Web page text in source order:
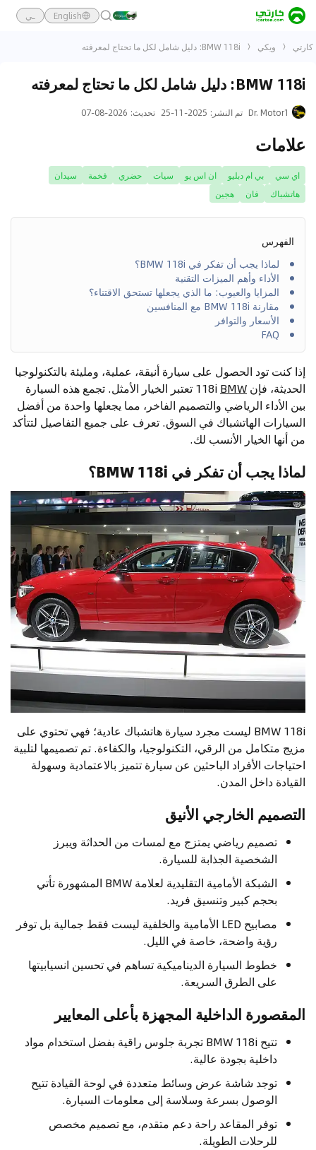
English ـي
كارتي ويكي BMW 118i: دليل شامل لكل ما تحتاج لمعرفته
BMW 118i: دليل شامل لكل ما تحتاج لمعرفته
Dr. Motor1 تم النشر :
2025-11-25 تحديث:
2026-08-07
علامات
اي سي بي ام دبليو ان اس يو سيات حضري فخمة
سيدان
هاتشباك
فان هجين
الفهرس
لماذا يجب أن تفكر في BMW 118i؟
الأداء وأهم الميزات التقنية
المزايا والعيوب: ما الذي يجعلها تستحق الاقتناء؟
مقارنة BMW 118i مع المنافسين
الأسعار والتوافر
FAQ
إذا كنت تود الحصول على سيارة أنيقة، عملية، ومليئة بالتكنولوجيا
الحديثة، فإن BMW
118i تعتبر الخيار الأمثل. تجمع هذه السيارة
بين الأداء الرياضي والتصميم الفاخر، مما يجعلها واحدة من أفضل
السيارات الهاتشباك في السوق. تعرف على جميع التفاصيل لتتأكد
من أنها الخيار الأنسب لك.
لماذا يجب أن تفكر في BMW 118i؟
BMW 118i ليست مجرد سيارة هاتشباك عادية؛ فهي تحتوي على
مزيج متكامل من الرقي، التكنولوجيا، والكفاءة. تم تصميمها لتلبية
احتياجات الأفراد الباحثين عن سيارة تتميز بالاعتمادية وسهولة
القيادة داخل المدن.
التصميم الخارجي الأنيق
تصميم رياضي يمتزج مع لمسات من الحداثة ويبرز
الشخصية الجذابة للسيارة.
الشبكة الأمامية التقليدية لعلامة BMW المشهورة تأتي
بحجم كبير وتنسيق فريد.
مصابيح LED الأمامية والخلفية ليست فقط جمالية بل توفر
رؤية واضحة، خاصة في الليل.
خطوط السيارة الديناميكية تساهم في تحسين انسيابيتها
على الطرق السريعة.
المقصورة الداخلية المجهزة بأعلى المعايير
تتيح BMW 118i تجربة جلوس راقية بفضل استخدام مواد
داخلية بجودة عالية.
توجد شاشة عرض وسائط متعددة في لوحة القيادة تتيح
الوصول بسرعة وسلاسة إلى معلومات السيارة.
توفر المقاعد راحة دعم متقدم، مع تصميم مخصص
للرحلات الطويلة.